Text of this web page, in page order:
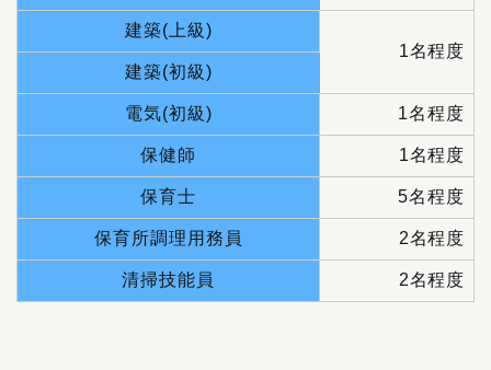
建築(上級)
1名程度
建築(初級)
電気(初級) 1名程度
保健師 1名程度
保育士 5名程度
保育所調理用務員 2名程度
清掃技能員 2名程度